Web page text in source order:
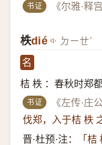
书证 《尔雅·释宫
柣dié ㄉㄧㄝˊ
名
桔 柣 ：春秋时郑
书证 《左传·庄
伐郑，入于桔 柣
晋·杜预·注：
「